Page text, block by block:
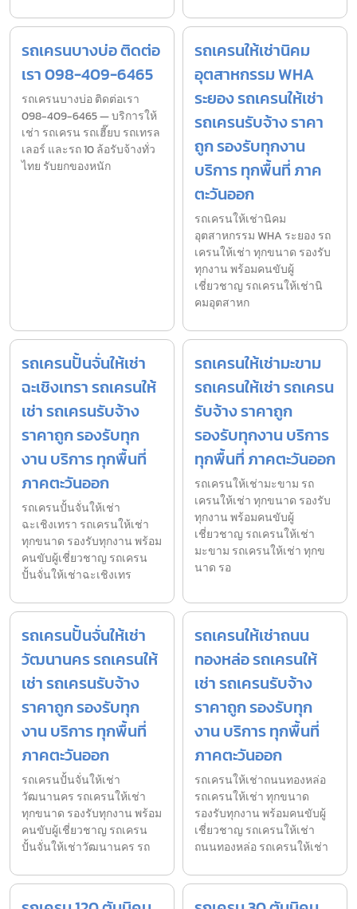
รถเครนบางบ่อ ติดต่อ
เรา 098-409-6465
รถเครนบางบ่อ ติดต่อเรา
098-409-6465 — บริการให้
เช่า รถเครน รถเฮี๊ยบ รถเทรล
เลอร์ และรถ 10 ล้อรับจ้างทั่ว
ไทย รับยกของหนัก
รถเครนให้เช่านิคม
อุตสาหกรรม WHA
ระยอง รถเครนให้เช่า
รถเครนรับจ้าง ราคา
ถูก รองรับทุกงาน
บริการ ทุกพื้นที่ ภาค
ตะวันออก
รถเครนให้เช่านิคม
อุตสาหกรรม WHA ระยอง รถ
เครนให้เช่า ทุกขนาด รองรับ
ทุกงาน พร้อมคนขับผู้
เชี่ยวชาญ รถเครนให้เช่านิ
คมอุตสาหก
รถเครนปั้นจั่นให้เช่า
ฉะเชิงเทรา รถเครนให้
เช่า รถเครนรับจ้าง
ราคาถูก รองรับทุก
งาน บริการ ทุกพื้นที่
ภาคตะวันออก
รถเครนปั้นจั่นให้เช่า
ฉะเชิงเทรา รถเครนให้เช่า
ทุกขนาด รองรับทุกงาน พร้อม
คนขับผู้เชี่ยวชาญ รถเครน
ปั้นจั่นให้เช่าฉะเชิงเทร
รถเครนให้เช่ามะขาม
รถเครนให้เช่า รถเครน
รับจ้าง ราคาถูก
รองรับทุกงาน บริการ
ทุกพื้นที่ ภาคตะวันออก
รถเครนให้เช่ามะขาม รถ
เครนให้เช่า ทุกขนาด รองรับ
ทุกงาน พร้อมคนขับผู้
เชี่ยวชาญ รถเครนให้เช่า
มะขาม รถเครนให้เช่า ทุกข
นาด รอ
รถเครนปั้นจั่นให้เช่า
วัฒนานคร รถเครนให้
เช่า รถเครนรับจ้าง
ราคาถูก รองรับทุก
งาน บริการ ทุกพื้นที่
ภาคตะวันออก
รถเครนปั้นจั่นให้เช่า
วัฒนานคร รถเครนให้เช่า
ทุกขนาด รองรับทุกงาน พร้อม
คนขับผู้เชี่ยวชาญ รถเครน
ปั้นจั่นให้เช่าวัฒนานคร รถ
รถเครนให้เช่าถนน
ทองหล่อ รถเครนให้
เช่า รถเครนรับจ้าง
ราคาถูก รองรับทุก
งาน บริการ ทุกพื้นที่
ภาคตะวันออก
รถเครนให้เช่าถนนทองหล่อ
รถเครนให้เช่า ทุกขนาด
รองรับทุกงาน พร้อมคนขับผู้
เชี่ยวชาญ รถเครนให้เช่า
ถนนทองหล่อ รถเครนให้เช่า